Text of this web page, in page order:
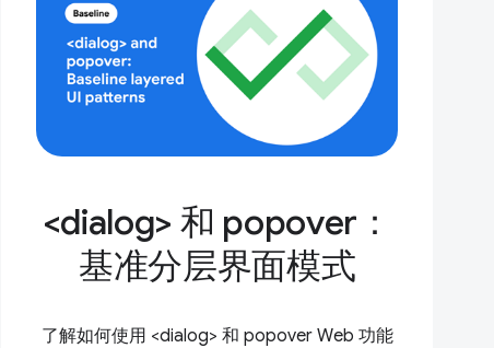
<dialog> 和 popover：
基准分层界面模式
了解如何使用 <dialog> 和 popover Web 功能